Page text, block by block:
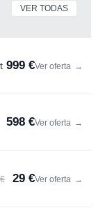
VER TODAS
999 €Ver oferta →
598 €Ver oferta →
29 €Ver oferta →